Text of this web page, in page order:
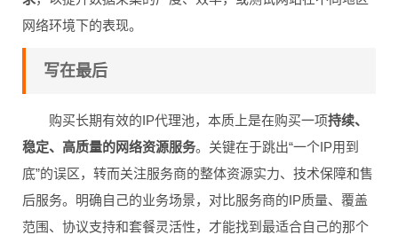
网络环境下的表现。
写在最后
购买长期有效的IP代理池，本质上是在购买一项持续、
稳定、高质量的网络资源服务。关键在于跳出“一个IP用到
底”的误区，转而关注服务商的整体资源实力、技术保障和售
后服务。明确自己的业务场景，对比服务商的IP质量、覆盖
范围、协议支持和套餐灵活性，才能找到最适合自己的那个